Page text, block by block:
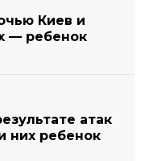
Киев и
— ребенок
атак
них ребенок